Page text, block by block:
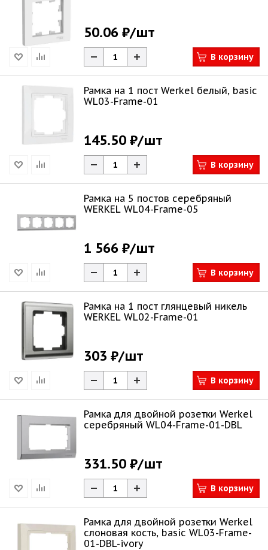
50.06 ₽/шт
В корзину
Рамка на 1 пост Werkel белый, basic
WL03-Frame-01
145.50 ₽/шт
В корзину
Рамка на 5 постов серебряный
WERKEL WL04-Frame-05
1 566 ₽/шт
В корзину
Рамка на 1 пост глянцевый никель
WERKEL WL02-Frame-01
303 ₽/шт
В корзину
Рамка для двойной розетки Werkel
серебряный WL04-Frame-01-DBL
331.50 ₽/шт
В корзину
Рамка для двойной розетки Werkel
слоновая кость, basic WL03-Frame-
01-DBL-ivory